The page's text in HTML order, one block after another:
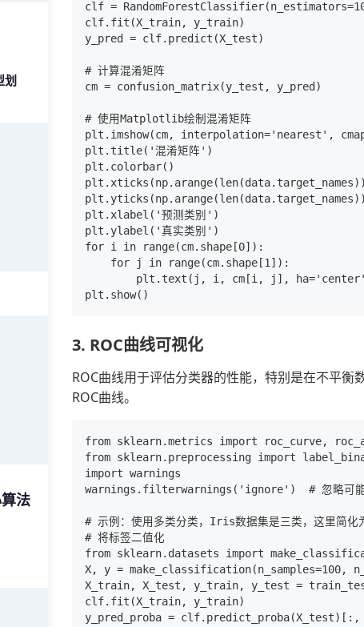
法
clf =
clf.fit(X_train, y_train)
y_pred = clf.predict(X_test)
# 计算混淆矩阵
cm = confusion_matrix(y_test, y_pred)
# 使用Matplotlib绘制混淆矩阵
plt.imshow(cm, interpolation='nearest',
plt.title('混淆矩阵')
plt.colorbar()
plt.xlabel('预测类别')
plt.ylabel('真实类别')
for i in range(cm.shape[0]):
    for j in range(cm.shape[1]):
plt.text(j, i, cm[i, j],
3. ROC曲线可视化
ROC曲线用于评估分类器的性能，特别是在不平
ROC曲线。
from sklearn.metrics import roc_curve,
from sklearn.preprocessing import
import warnings
warnings.filterwarnings('ignore')  # 忽略可能
# 示例：使用多类分类，Iris数据集是三类，这里简化
# 将标签二值化
from sklearn.datasets import
X, y = make_classification(n_samples=100,
X_train, X_test, y_train, y_test =
clf.fit(X_train, y_train)
y_pred_proba = clf.predict_proba(X_test)[:,